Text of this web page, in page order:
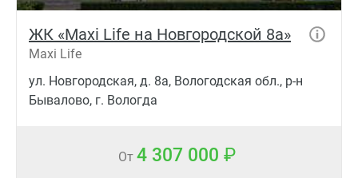
ЖК «Maxi Life на Новгородской 8а»
Maxi Life
ул. Новгородская, д. 8а, Вологодская обл., р-н
Бывалово, г. Вологда
От 4 307 000